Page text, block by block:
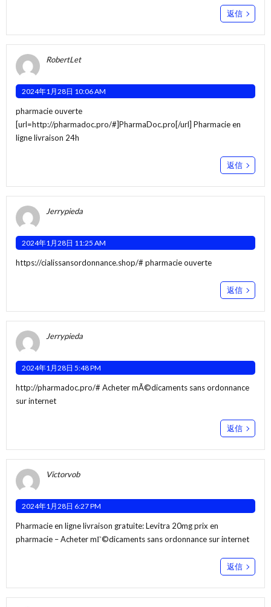
返信
RobertLet
2024年1月28日 10:06 AM
pharmacie ouverte
[url=http://pharmadoc.pro/#]PharmaDoc.pro[/url] Pharmacie en
ligne livraison 24h
返信
Jerrypieda
2024年1月28日 11:25 AM
https://cialissansordonnance.shop/# pharmacie ouverte
返信
Jerrypieda
2024年1月28日 5:48 PM
http://pharmadoc.pro/# Acheter mÃ©dicaments sans ordonnance
sur internet
返信
Victorvob
2024年1月28日 6:27 PM
Pharmacie en ligne livraison gratuite:Levitra 20mg prix en
pharmacie – Acheter mГ©dicaments sans ordonnance sur internet
返信